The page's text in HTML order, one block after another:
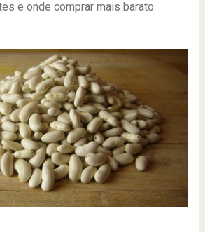
e onde comprar mais barato.